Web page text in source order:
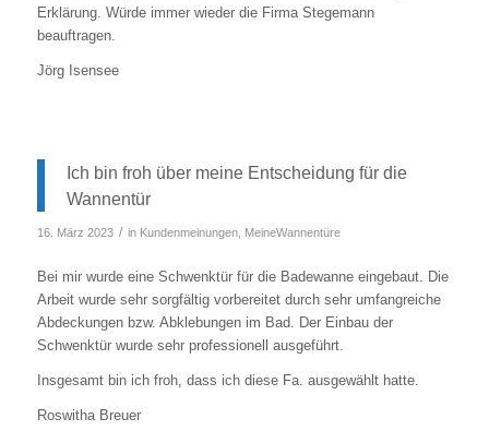
Erklärung. Würde immer wieder die Firma Stegemann
beauftragen.
Jörg Isensee
Ich bin froh über meine Entscheidung für die
Wannentür
16. März 2023 / in Kundenmeinungen, MeineWannentüre
Bei mir wurde eine Schwenktür für die Badewanne eingebaut. Die
Arbeit wurde sehr sorgfältig vorbereitet durch sehr umfangreiche
Abdeckungen bzw. Abklebungen im Bad. Der Einbau der
Schwenktür wurde sehr professionell ausgeführt.
Insgesamt bin ich froh, dass ich diese Fa. ausgewählt hatte.
Roswitha Breuer